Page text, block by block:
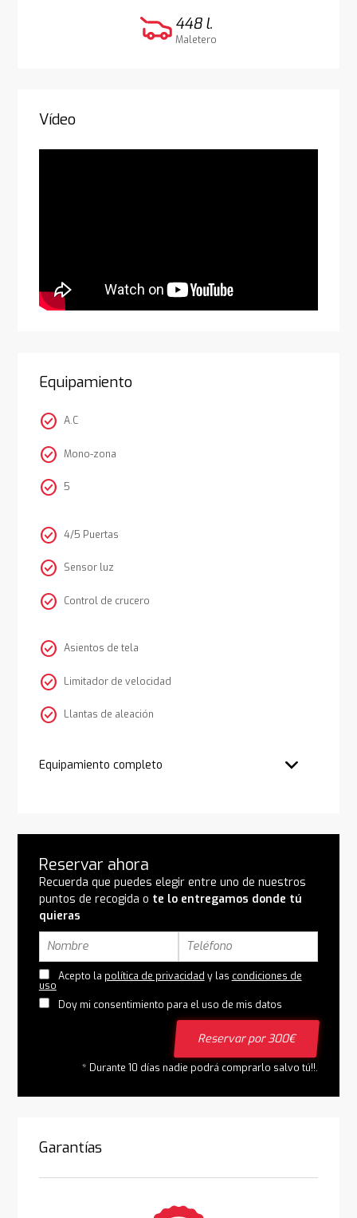
448 l.
Maletero
Vídeo
Equipamiento
check_circle A.C
check_circle Mono-zona
check_circle 5
check_circle 4/5 Puertas
check_circle Sensor luz
check_circle Control de crucero
check_circle Asientos de tela
check_circle Limitador de velocidad
check_circle Llantas de aleación
Equipamiento completo
Reservar ahora
Recuerda que puedes elegir entre uno de nuestros
puntos de recogida o te lo entregamos donde tú
quieras
Acepto la política de privacidad y las condiciones de
uso
Doy mi consentimiento para el uso de mis datos
Reservar por 300€
* Durante 10 días nadie podrá comprarlo salvo tú!!.
Garantías